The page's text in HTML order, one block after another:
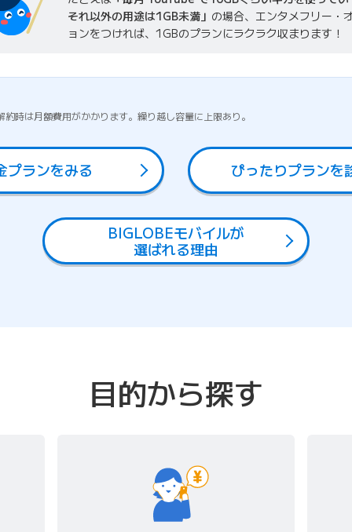
それ以外の用途は1GB未満」 の場合、エンタメフリー・
ョンをつければ、1GBのプランにラクラク収まります！
時は月額費用がかかります。繰り越し容量に上限あり。
プランをみる ぴったりプランを
BIGLOBEモバイルが
選ばれる理由
目的から探す